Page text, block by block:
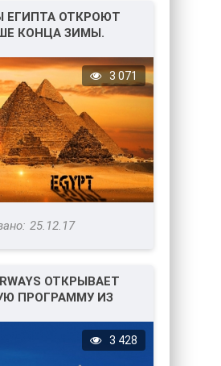
ЕГИПТА ОТКРОЮТ
КОНЦА ЗИМЫ.
3 071
25.12.17
ОТКРЫВАЕТ
ПРОГРАММУ ИЗ
3 428